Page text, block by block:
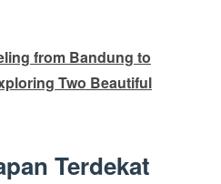
from Bandung to
Two Beautiful
Terdekat